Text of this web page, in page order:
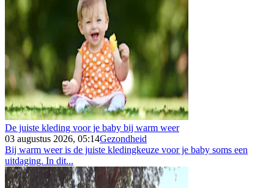
De juiste kleding voor je baby bij warm weer
03 augustus 2026, 05:14Gezondheid
Bij warm weer is de juiste kledingkeuze voor je baby soms een
uitdaging. In dit...